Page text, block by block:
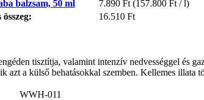
balzsam, 50 ml
7.890 Ft (157.800 Ft / l)
összeg:
16.510 Ft
tisztítja, valamint intenzív nedvességgel és
azt a külső behatásokkal szemben. Kellemes
WWH-011